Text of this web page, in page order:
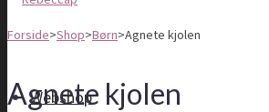
Webshop
Forside>Shop>Børn>Agnete kjolen
Agnete kjolen